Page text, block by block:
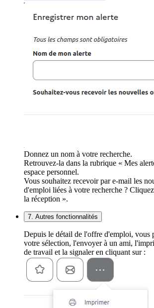
Donnez un nom à votre recherche.
Retrouvez-la dans la rubrique « Mes
espace personnel.
Vous souhaitez recevoir par e-mail les
d'emploi liées à votre recherche ?
la réception ».
7. Autres fonctionnalités
Depuis le détail de l'offre d'emploi, vous
votre sélection, l'envoyer à un ami,
de travail et la signaler en cliquant sur :